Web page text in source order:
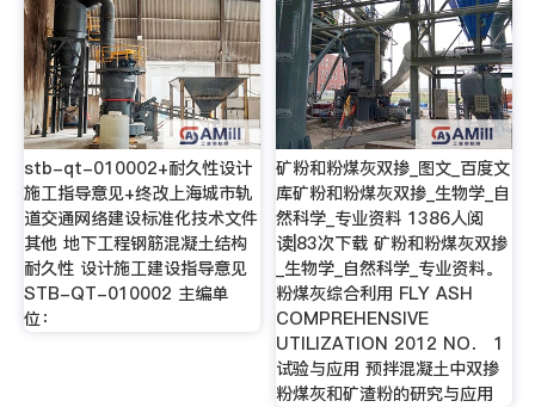
stb-qt-010002+耐久性设计
施工指导意见+终改上海城市轨
道交通网络建设标准化技术文件
其他 地下工程钢筋混凝土结构
耐久性 设计施工建设指导意见
STB-QT-010002 主编单
位：
矿粉和粉煤灰双掺_图文_百度文
库矿粉和粉煤灰双掺_生物学_自
然科学_专业资料 1386人阅
读|83次下载 矿粉和粉煤灰双掺
_生物学_自然科学_专业资料。
粉煤灰综合利用 FLY ASH
COMPREHENSIVE
UTILIZATION 2012 NO． 1
试验与应用 预拌混凝土中双掺
粉煤灰和矿渣粉的研究与应用